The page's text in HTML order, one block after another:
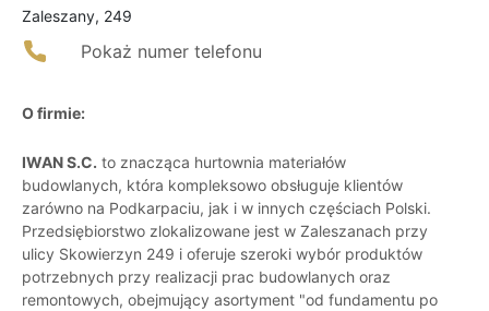
Zaleszany, 249
Pokaż numer telefonu
O firmie:
IWAN S.C. to znacząca hurtownia materiałów
budowlanych, która kompleksowo obsługuje klientów
zarówno na Podkarpaciu, jak i w innych częściach Polski.
Przedsiębiorstwo zlokalizowane jest w Zaleszanach przy
ulicy Skowierzyn 249 i oferuje szeroki wybór produktów
potrzebnych przy realizacji prac budowlanych oraz
remontowych, obejmujący asortyment "od fundamentu po